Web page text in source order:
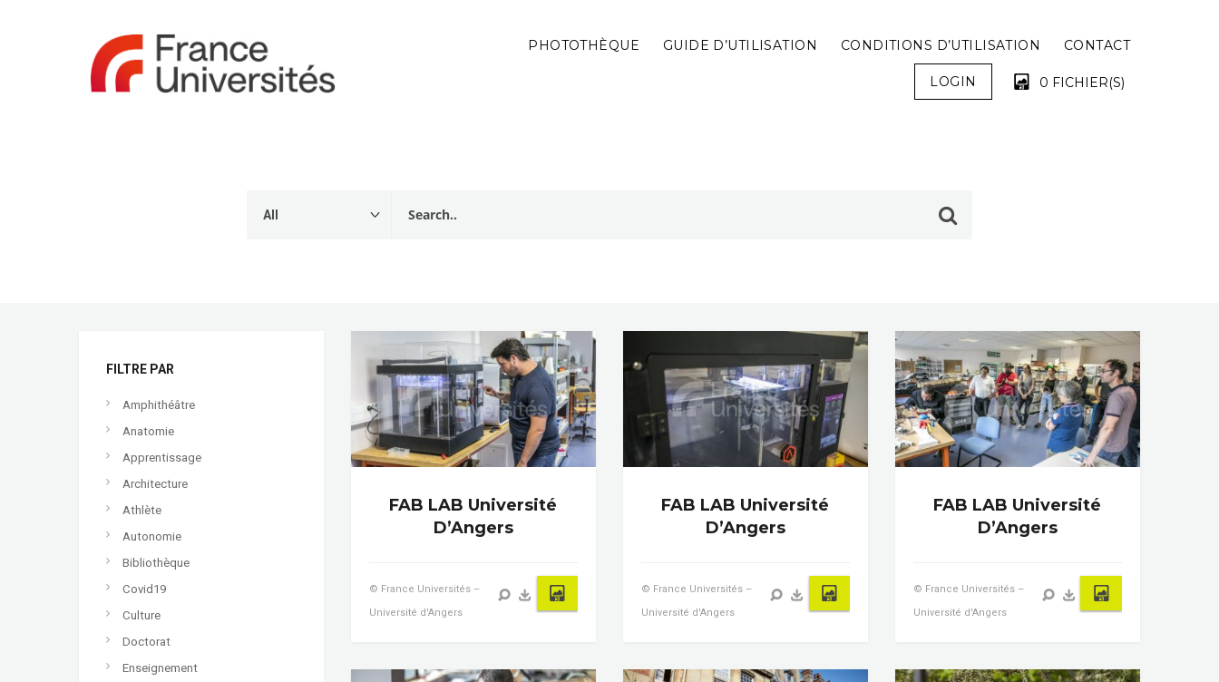
PHOTOTHÈQUE GUIDE D’UTILISATION CONDITIONS D’UTILISATION CONTACT
LOGIN 0 FICHIER(S)
FILTRE PAR
Amphithéâtre
Anatomie
Apprentissage
Architecture
Athlète
Autonomie
Bibliothèque
Covid19
Culture
Doctorat
Enseignement
FAB LAB Université
D’Angers
© France Universités –
Université d'Angers
FAB LAB Université
D’Angers
© France Universités –
Université d'Angers
FAB LAB Université
D’Angers
© France Universités –
Université d'Angers